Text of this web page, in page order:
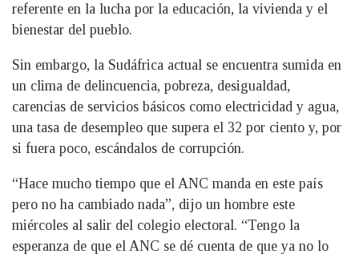
referente en la lucha por la educación, la vivienda y el
bienestar del pueblo.
Sin embargo, la Sudáfrica actual se encuentra sumida en
un clima de delincuencia, pobreza, desigualdad,
carencias de servicios básicos como electricidad y agua,
una tasa de desempleo que supera el 32 por ciento y, por
si fuera poco, escándalos de corrupción.
“Hace mucho tiempo que el ANC manda en este país
pero no ha cambiado nada”, dijo un hombre este
miércoles al salir del colegio electoral. “Tengo la
esperanza de que el ANC se dé cuenta de que ya no lo